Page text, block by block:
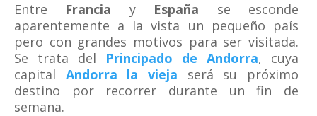
Entre Francia y España se esconde
aparentemente a la vista un pequeño país
pero con grandes motivos para ser visitada.
Se trata del Principado de Andorra, cuya
capital Andorra la vieja será su próximo
destino por recorrer durante un fin de
semana.